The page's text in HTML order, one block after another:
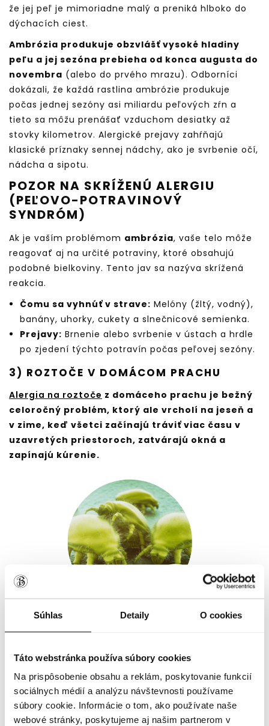
Súhlas Detaily O cookies
Táto webstránka používa súbory cookies
Na prispôsobenie obsahu a reklám, poskytovanie funkcií
sociálnych médií a analýzu návštevnosti používame
súbory cookie. Informácie o tom, ako používate naše
webové stránky, poskytujeme aj našim partnerom v
že jej peľ je mimoriadne malý a preniká hlboko do
dýchacích ciest.
Ambrózia produkuje obzvlášť vysoké hladiny
peľu a jej sezóna prebieha od konca augusta do
novembra (alebo do prvého mrazu). Odborníci
dokázali, že každá rastlina ambrózie produkuje
počas jednej sezóny asi miliardu peľových zŕn a
tieto sa môžu prenášať vzduchom desiatky až
stovky kilometrov. Alergické prejavy zahŕňajú
klasické príznaky sennej nádchy, ako je svrbenie očí,
nádcha a sipotu.
POZOR NA SKRÍŽENÚ ALERGIU
(PEĽOVO-POTRAVINOVÝ
SYNDRÓM)
Ak je vaším problémom ambrózia, vaše telo môže
reagovať aj na určité potraviny, ktoré obsahujú
podobné bielkoviny. Tento jav sa nazýva skrížená
reakcia.
Čomu sa vyhnúť v strave: Melóny (žltý, vodný),
banány, uhorky, cukety a slnečnicové semienka.
Prejavy: Brnenie alebo svrbenie v ústach a hrdle
po zjedení týchto potravín počas peľovej sezóny.
3) ROZTOČE V DOMÁCOM PRACHU
Alergia na roztoče z domáceho prachu je bežný
celoročný problém, ktorý ale vrcholí na jeseň a
v zime, keď všetci začínajú tráviť viac času v
uzavretých priestoroch, zatvárajú okná a
zapínajú kúrenie.
šupiniek ľudskej pokožky nachádzajúcich sa
v posteľnej bielizni, kobercoch a pod. V skutočnosti
to, čo u ľudí vyvoláva alergie, je bielkovina z ich
exkrementov.Darí sa im najmä vo vlhkom
vnútornom prostredí - najmä v posteľnej bielizni,